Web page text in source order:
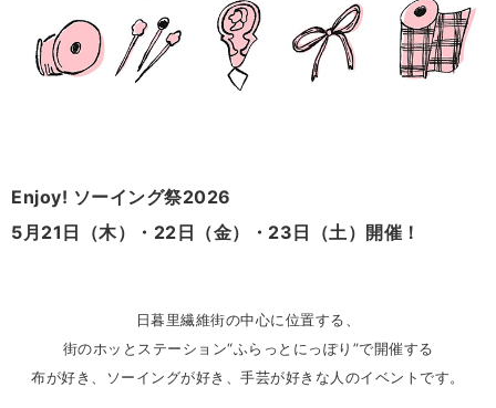
Enjoy! ソーイング祭2026
5月21日（木）・22日（金）・23日（土）開催！
日暮里繊維街の中心に位置する、
街のホッとステーション“ふらっとにっぽり”で開催する
布が好き、ソーイングが好き、手芸が好きな人のイベントです。